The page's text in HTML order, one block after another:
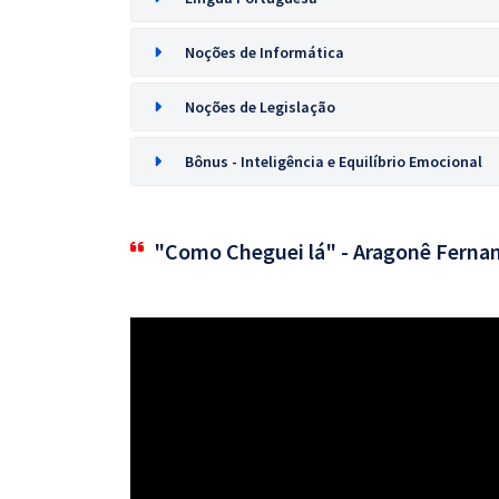
Noções de Informática
Noções de Legislação
Bônus - Inteligência e Equilíbrio Emocional
"Como Cheguei lá" - Aragonê